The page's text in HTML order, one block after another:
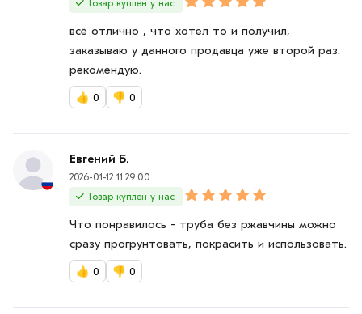
Товар куплен у нас
всё отлично , что хотел то и получил,
заказываю у данного продавца уже второй раз.
рекомендую.
👍 0 👎 0
Евгений Б.
2026-01-12 11:29:00
Товар куплен у нас
Что понравилось - труба без ржавчины можно
сразу прогрунтовать, покрасить и использовать.
👍 0 👎 0